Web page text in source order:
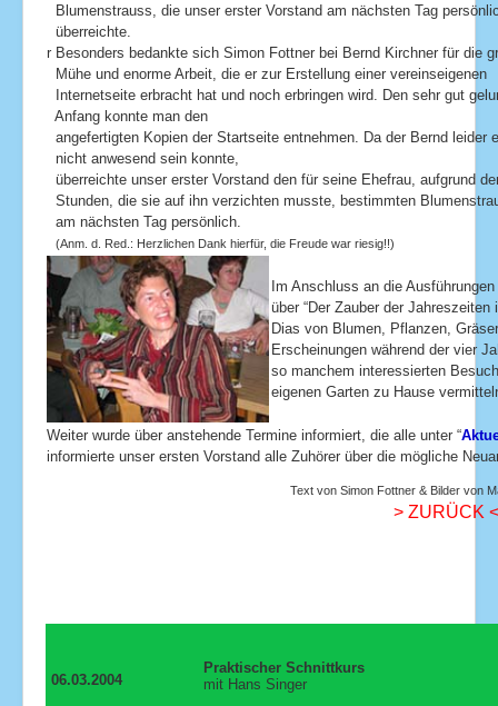
Blumenstrauss, die unser erster Vorstand am nächsten Tag
überreichte.
r Besonders bedankte sich Simon Fottner bei Bernd Kirchner für die
Mühe und enorme Arbeit, die er zur Erstellung einer vereinseigenen
Internetseite erbracht hat und noch erbringen wird. Den sehr gut
Anfang konnte man den
angefertigten Kopien der Startseite entnehmen. Da der Bernd leider
nicht anwesend sein konnte,
überreichte unser erster Vorstand den für seine Ehefrau, aufgrund
Stunden, die sie auf ihn verzichten musste, bestimmten
am nächsten Tag persönlich.
(Anm. d. Red.: Herzlichen Dank hierfür, die Freude war riesig!!)
Im Anschluss an die
über “Der Zauber der
Dias von Blumen, Pflanzen,
Erscheinungen während der vier
so manchem interessierten
eigenen Garten zu Hause
Weiter wurde über anstehende Termine informiert, die alle unter “
informierte unser ersten Vorstand alle Zuhörer über die mögliche
Text von Simon Fottner & Bilder von
> ZURÜCK <
06.03.2004
Praktischer Schnittkurs
mit Hans Singer